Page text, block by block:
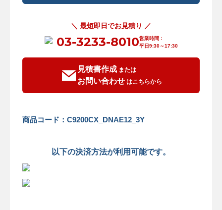
＼ 最短即日でお見積り ／
03-3233-8010営業時間：
平日9:30～17:30
見積書作成または
お問い合わせはこちらから
商品コード：C9200CX_DNAE12_3Y
以下の決済方法が利用可能です。